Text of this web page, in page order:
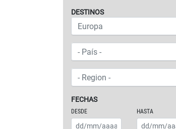
DESTINOS
ZONAS O CONTINENTES
Europa
- País -
REGIÓN
- Region -
FECHAS
DESDE HASTA